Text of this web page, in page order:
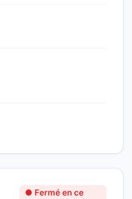
● Fermé en ce